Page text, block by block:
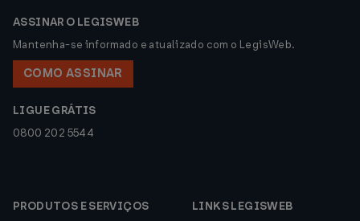
ASSINAR O LEGISWEB
Mantenha-se informado e atualizado com o LegisWeb.
COMO ASSINAR
LIGUE GRÁTIS
0800 202 5544
PRODUTOS E SERVIÇOS
LINKS LEGISWEB